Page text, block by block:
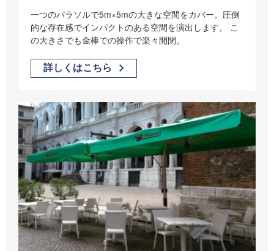
一つのパラソルで5m×5mの大きな空間をカバー。圧倒
的な存在感でインパクトのある空間を演出します。 こ
の大きさでも金棒での操作で楽々開閉。
詳しくはこちら